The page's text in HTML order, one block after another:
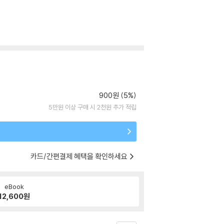
900원 (5%)
5만원 이상 구매 시 2천원 추가 적립
카드/간편결제 혜택을 확인하세요
eBook
원